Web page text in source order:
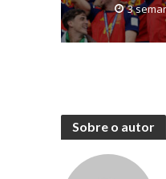
3
Sobre o autor